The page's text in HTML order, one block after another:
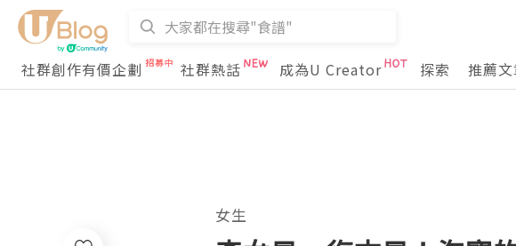
社群創作有價企劃
社群熱話 成為U Creator 探索 推薦
女生